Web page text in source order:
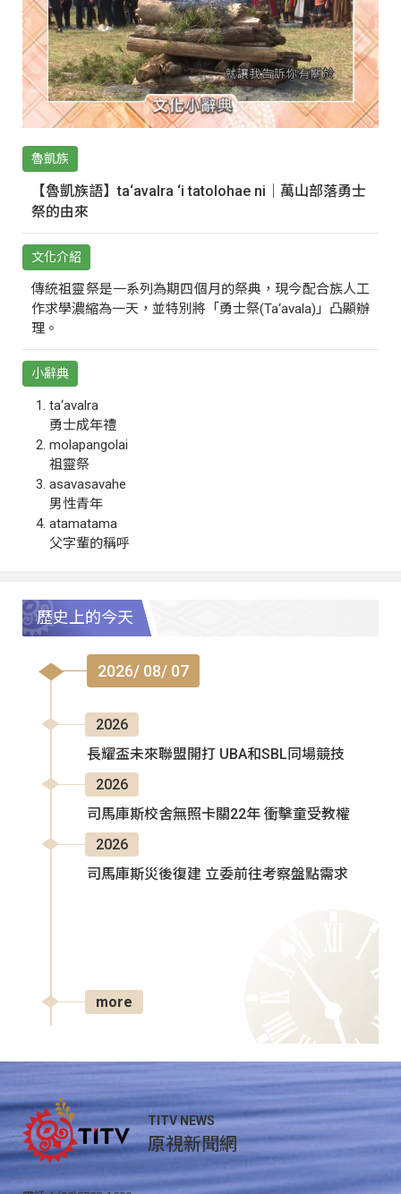
魯凱族
【魯凱族語】ta‘avalra ‘i tatolohae ni｜萬山部落勇士
祭的由來
文化介紹
傳統祖靈祭是一系列為期四個月的祭典，現今配合族人工
作求學濃縮為一天，並特別將「勇士祭(Ta‘avala)」凸顯辦
理。
小辭典
ta‘avalra
勇士成年禮
molapangolai
祖靈祭
asavasavahe
男性青年
atamatama
父字輩的稱呼
歷史上的今天
2026/ 08/ 07
2026
長耀盃未來聯盟開打 UBA和SBL同場競技
2026
司馬庫斯校舍無照卡關22年 衝擊童受教權
2026
司馬庫斯災後復建 立委前往考察盤點需求
more
TITV NEWS
原視新聞網